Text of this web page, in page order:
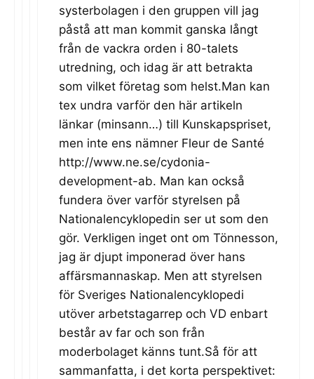
systerbolagen i den gruppen vill jag
påstå att man kommit ganska långt
från de vackra orden i 80-talets
utredning, och idag är att betrakta
som vilket företag som helst.Man kan
tex undra varför den här artikeln
länkar (minsann…) till Kunskapspriset,
men inte ens nämner Fleur de Santé
http://www.ne.se/cydonia-
development-ab. Man kan också
fundera över varför styrelsen på
Nationalencyklopedin ser ut som den
gör. Verkligen inget ont om Tönnesson,
jag är djupt imponerad över hans
affärsmannaskap. Men att styrelsen
för Sveriges Nationalencyklopedi
utöver arbetstagarrep och VD enbart
består av far och son från
moderbolaget känns tunt.Så för att
sammanfatta, i det korta perspektivet: